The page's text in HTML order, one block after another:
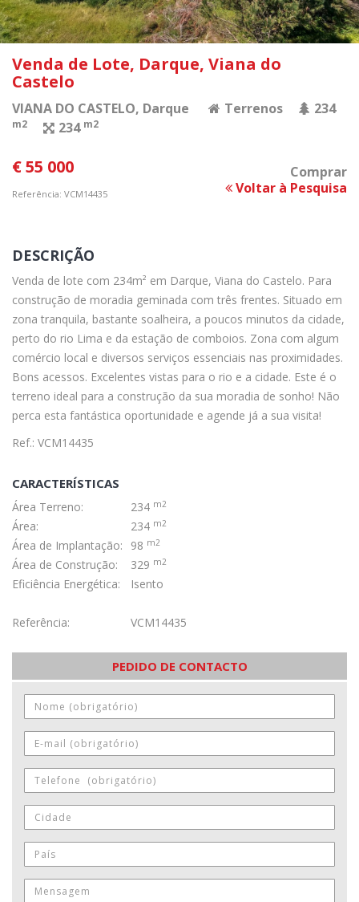
Venda de Lote, Darque, Viana do
Castelo
VIANA DO CASTELO, Darque Terrenos 234
m2 234 m2
€ 55 000 Comprar
Referência: VCM14435 Voltar à Pesquisa
DESCRIÇÃO
Venda de lote com 234m² em Darque, Viana do Castelo. Para
construção de moradia geminada com três frentes. Situado em
zona tranquila, bastante soalheira, a poucos minutos da cidade,
perto do rio Lima e da estação de comboios. Zona com algum
comércio local e diversos serviços essenciais nas proximidades.
Bons acessos. Excelentes vistas para o rio e a cidade. Este é o
terreno ideal para a construção da sua moradia de sonho! Não
perca esta fantástica oportunidade e agende já a sua visita!
Ref.: VCM14435
CARACTERÍSTICAS
Área Terreno: 234 m2
Área: 234 m2
Área de Implantação: 98 m2
Área de Construção: 329 m2
Eficiência Energética: Isento
Referência: VCM14435
PEDIDO DE CONTACTO